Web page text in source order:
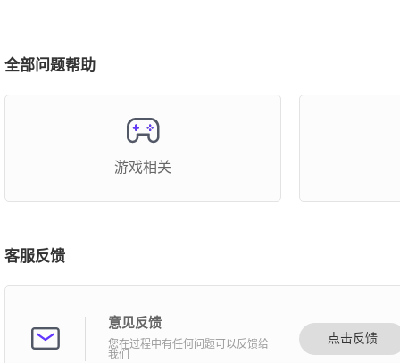
全部问题帮助
游戏相关
客服反馈
意见反馈
您在过程中有任何问题可以反馈给
我们
点击反馈